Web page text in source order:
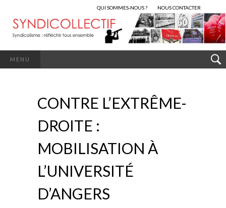
QUI SOMMES-NOUS ? NOUS CONTACTER
MENU
CONTRE L’EXTRÊME-
DROITE :
MOBILISATION À
L’UNIVERSITÉ
D’ANGERS